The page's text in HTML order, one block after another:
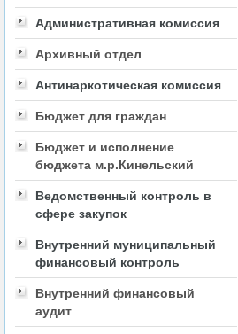
Административная комиссия
Архивный отдел
Антинаркотическая комиссия
Бюджет для граждан
Бюджет и исполнение
бюджета м.р.Кинельский
Ведомственный контроль в
сфере закупок
Внутренний муниципальный
финансовый контроль
Внутренний финансовый
аудит